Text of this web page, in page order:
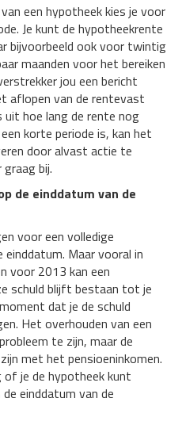
een hypotheek kies je voor
Je kunt de hypotheekrente
bijvoorbeeld ook voor twintig
maanden voor het bereiken
jou een bericht
aflopen van de rentevast
uit hoe lang de rente nog
korte periode is, kan het
door alvast actie te
graag bij.
de einddatum van de
voor een volledige
Maar vooral in
voor 2013 kan een
schuld blijft bestaan tot je
dat je de schuld
Het overhouden van een
te zijn, maar de
met het pensioeninkomen.
je de hypotheek kunt
einddatum van de